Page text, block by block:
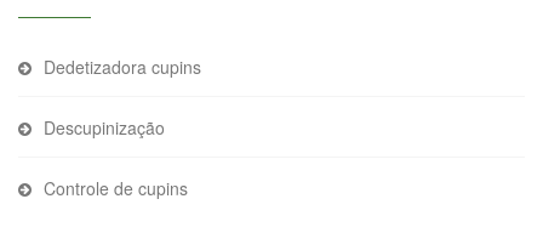
Dedetizadora cupins
Descupinização
Controle de cupins